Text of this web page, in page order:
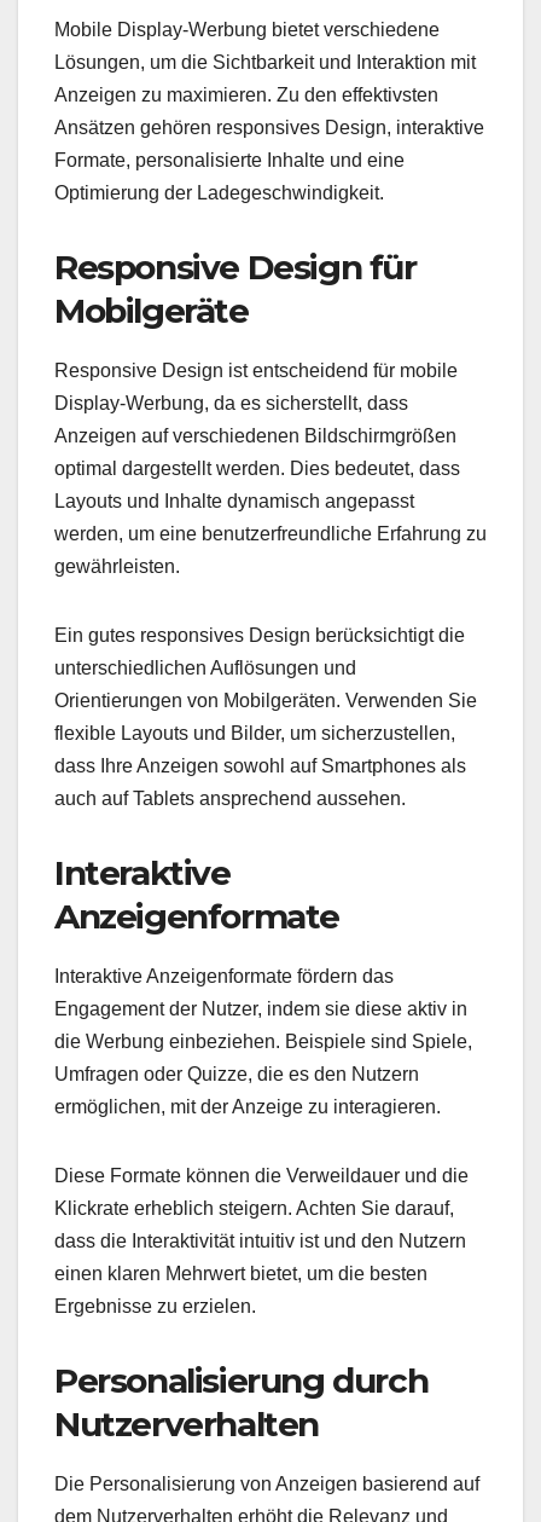
Mobile Display-Werbung bietet verschiedene
Lösungen, um die Sichtbarkeit und Interaktion mit
Anzeigen zu maximieren. Zu den effektivsten
Ansätzen gehören responsives Design, interaktive
Formate, personalisierte Inhalte und eine
Optimierung der Ladegeschwindigkeit.
Responsive Design für
Mobilgeräte
Responsive Design ist entscheidend für mobile
Display-Werbung, da es sicherstellt, dass
Anzeigen auf verschiedenen Bildschirmgrößen
optimal dargestellt werden. Dies bedeutet, dass
Layouts und Inhalte dynamisch angepasst
werden, um eine benutzerfreundliche Erfahrung zu
gewährleisten.
Ein gutes responsives Design berücksichtigt die
unterschiedlichen Auflösungen und
Orientierungen von Mobilgeräten. Verwenden Sie
flexible Layouts und Bilder, um sicherzustellen,
dass Ihre Anzeigen sowohl auf Smartphones als
auch auf Tablets ansprechend aussehen.
Interaktive
Anzeigenformate
Interaktive Anzeigenformate fördern das
Engagement der Nutzer, indem sie diese aktiv in
die Werbung einbeziehen. Beispiele sind Spiele,
Umfragen oder Quizze, die es den Nutzern
ermöglichen, mit der Anzeige zu interagieren.
Diese Formate können die Verweildauer und die
Klickrate erheblich steigern. Achten Sie darauf,
dass die Interaktivität intuitiv ist und den Nutzern
einen klaren Mehrwert bietet, um die besten
Ergebnisse zu erzielen.
Personalisierung durch
Nutzerverhalten
Die Personalisierung von Anzeigen basierend auf
dem Nutzerverhalten erhöht die Relevanz und